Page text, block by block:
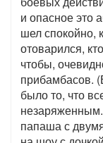
и опасное это
шел спокойно,
отоварился,
чтобы,
прибамбасов.
было то, что
папаша с